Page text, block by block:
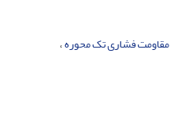
مقاومت فشاری تک محوره